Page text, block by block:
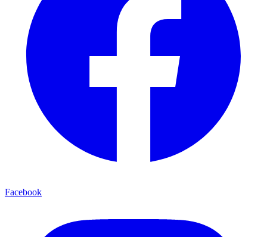
Facebook